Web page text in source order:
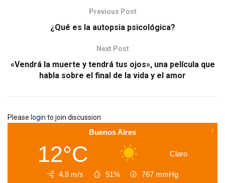
Previous Post
¿Qué es la autopsia psicológica?
Next Post
«Vendrá la muerte y tendrá tus ojos», una película que
habla sobre el final de la vida y el amor
Please login to join discussion
Buenos Aires
12°C Claro
4.8 m/s 51% 767 mmHg